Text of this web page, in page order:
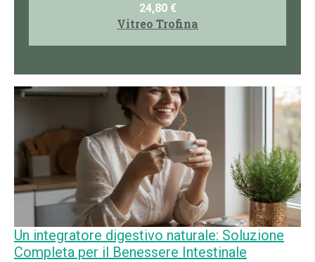
24,80 €
Vitreo Trofina
Un integratore digestivo naturale: Soluzione
Completa per il Benessere Intestinale